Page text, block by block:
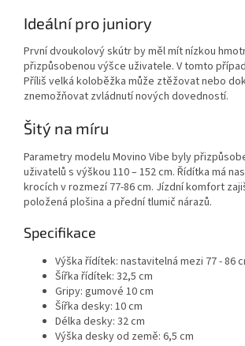
Ideální pro juniory
První dvoukolový skútr by měl mít nízkou
přizpůsobenou výšce uživatele. V tomto
Příliš velká koloběžka může ztěžovat nebo
znemožňovat zvládnutí nových dovedností.
Šitý na míru
Parametry modelu Movino Vibe byly
uživatelů s výškou 110 – 152 cm. Řídítka má
krocích v rozmezí 77-86 cm. Jízdní komfort
položená plošina a přední tlumič nárazů.
Specifikace
Výška řídítek: nastavitelná mezi 77 - 86
Šířka řídítek: 32,5 cm
Gripy: gumové 10 cm
Šířka desky: 10 cm
Délka desky: 32 cm
Výška desky od země: 6,5 cm